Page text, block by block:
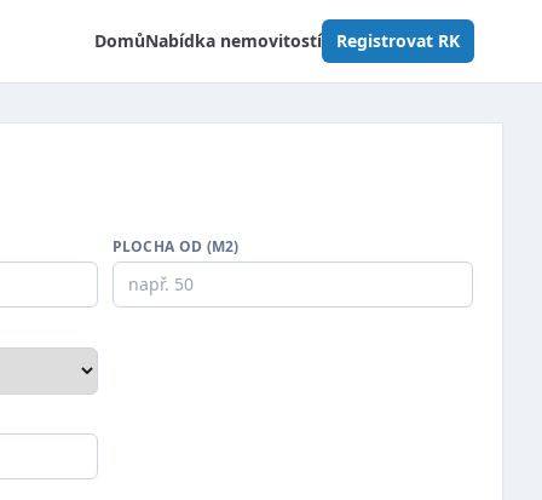
DomůNabídka nemovitostí Registrovat RK
PLOCHA OD (M2)